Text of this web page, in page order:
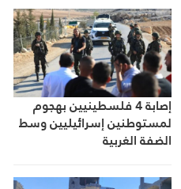
إصابة 4 فلسطينيين بهجوم
لمستوطنين إسرائيليين وسط
الضفة الغربية